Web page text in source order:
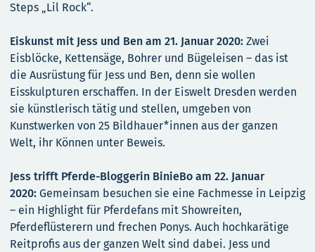
Steps „Lil Rock“.
Eiskunst mit Jess und Ben am 21. Januar 2020: Zwei
Eisblöcke, Kettensäge, Bohrer und Bügeleisen – das ist
die Ausrüstung für Jess und Ben, denn sie wollen
Eisskulpturen erschaffen. In der Eiswelt Dresden werden
sie künstlerisch tätig und stellen, umgeben von
Kunstwerken von 25 Bildhauer*innen aus der ganzen
Welt, ihr Können unter Beweis.
Jess trifft Pferde-Bloggerin BinieBo am 22. Januar
2020: Gemeinsam besuchen sie eine Fachmesse in Leipzig
– ein Highlight für Pferdefans mit Showreiten,
Pferdeflüsterern und frechen Ponys. Auch hochkarätige
Reitprofis aus der ganzen Welt sind dabei. Jess und